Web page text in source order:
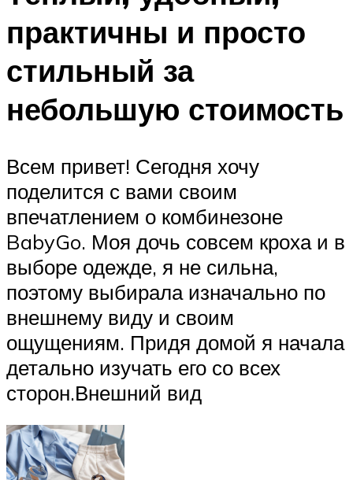
практичны и просто
стильный за
небольшую стоимость
Всем привет! Сегодня хочу
поделится с вами своим
впечатлением о комбинезоне
BabyGo. Моя дочь совсем кроха и в
выборе одежде, я не сильна,
поэтому выбирала изначально по
внешнему виду и своим
ощущениям. Придя домой я начала
детально изучать его со всех
сторон.Внешний вид